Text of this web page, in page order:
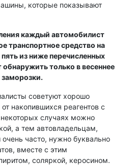
каждый автомобилист
транспортное средство на
из ниже перечисленных
только в весеннее
советуют хорошо
накопившихся реагентов с
случаях можно
а тем автовладельцам,
часто, нужно буквально
вместе с этим
соляркой, керосином.